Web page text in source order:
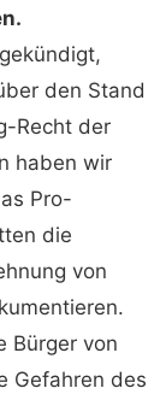
den Stand
Recht der
haben wir
Pro-
die
von
Bürger von
Gefahren des